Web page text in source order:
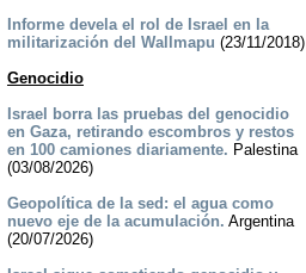
Informe devela el rol de Israel en la
militarización del Wallmapu (23/11/2018)
Genocidio
Israel borra las pruebas del genocidio
en Gaza, retirando escombros y restos
en 100 camiones diariamente. Palestina
(03/08/2026)
Geopolítica de la sed: el agua como
nuevo eje de la acumulación. Argentina
(20/07/2026)